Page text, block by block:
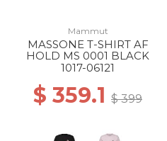
Mammut
MASSONE T-SHIRT AF
HOLD MS 0001 BLACK
1017-06121
$ 359.1 $ 399